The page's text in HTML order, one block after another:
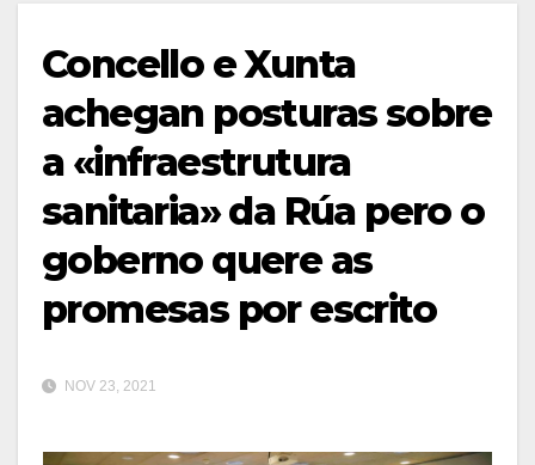
Concello e Xunta
achegan posturas sobre
a «infraestrutura
sanitaria» da Rúa pero o
goberno quere as
promesas por escrito
NOV 23, 2021